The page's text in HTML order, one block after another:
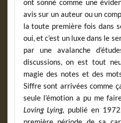
ont sonné comme une
avis sur un auteur ou un
la toute première fois dans
oui, et c’est un luxe dans le
par une avalanche
discussions, on est tout
magie des notes et des
Siffre sont arrivées comme
seule l’émotion a pu me
Loving Lying, publié en